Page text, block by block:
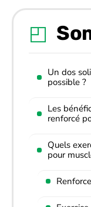
Un dos
possible ?
Les
renforcé
Quels
pour